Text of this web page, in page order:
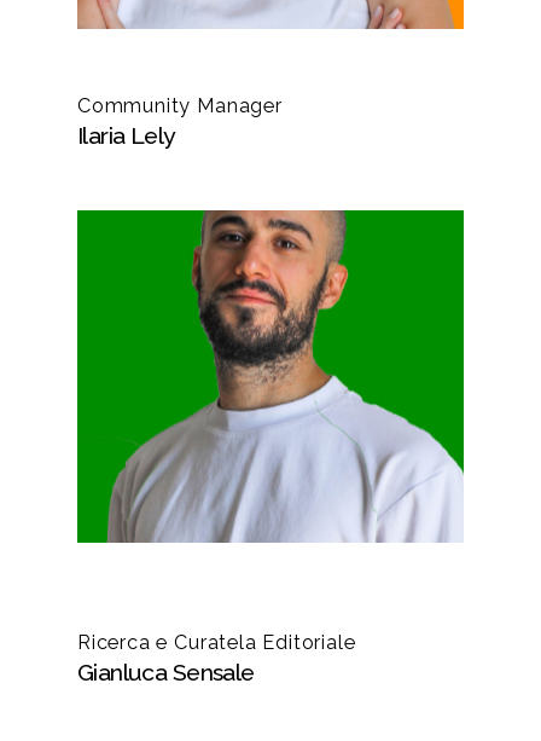
Community Manager
Ilaria Lely
Ricerca e Curatela Editoriale
Gianluca Sensale